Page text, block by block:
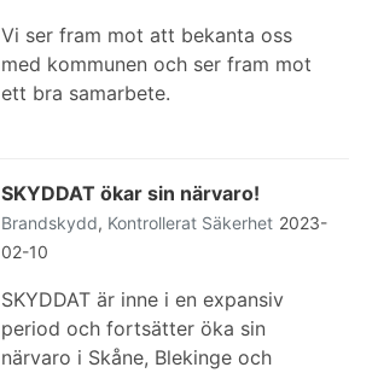
Vi ser fram mot att bekanta oss
med kommunen och ser fram mot
ett bra samarbete.
SKYDDAT ökar sin närvaro!
Brandskydd, Kontrollerat Säkerhet 2023-
02-10
SKYDDAT är inne i en expansiv
period och fortsätter öka sin
närvaro i Skåne, Blekinge och